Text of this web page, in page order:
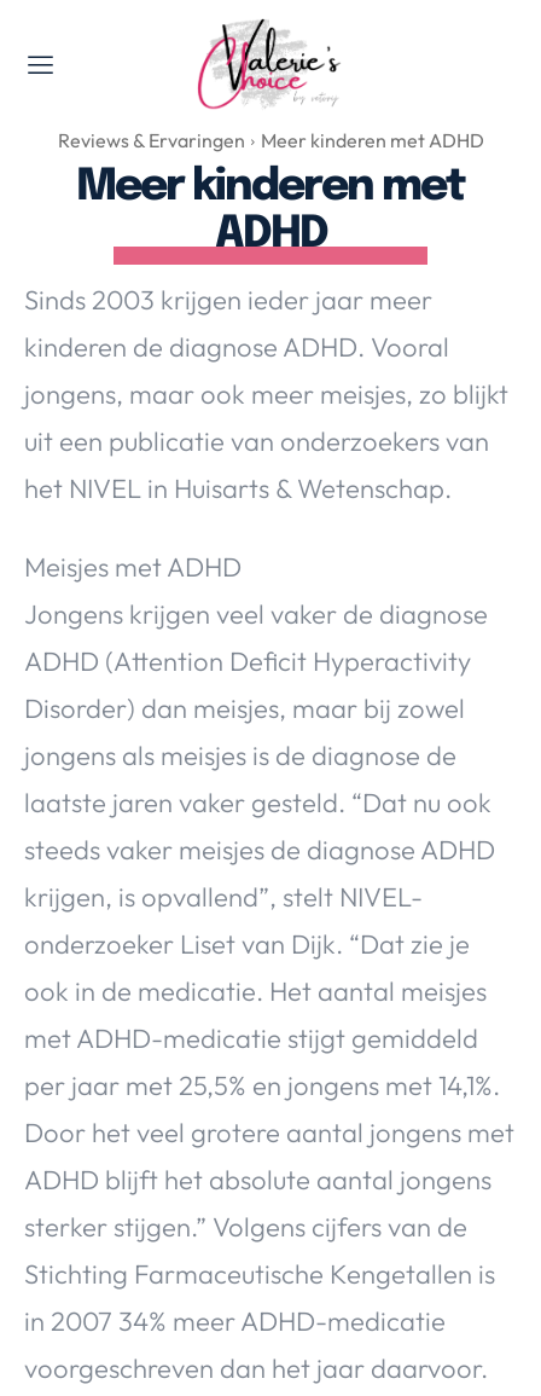
Valerie's Topics
Travel & Culture
Food & Drinks
Happyness & Opmerkelijk
Lifestyle, Sport & Duurzaamheid
Gadgets & Tech
Top 5 van Valerie
Health & Beauty
Nieuws & Media
Over Valerie
Over Valerie
Contact
VALERIE'S CHOICE
Food & Drinks Health & Beauty Gadgets
Travel
Lifestyle
Reviews & Ervaringen Meer kinderen met ADHD
Meer kinderen met
ADHD
Sinds 2003 krijgen ieder jaar meer
kinderen de diagnose ADHD. Vooral
jongens, maar ook meer meisjes, zo blijkt
uit een publicatie van onderzoekers van
het NIVEL in Huisarts & Wetenschap.
Meisjes met ADHD
Jongens krijgen veel vaker de diagnose
ADHD (Attention Deficit Hyperactivity
Disorder) dan meisjes, maar bij zowel
jongens als meisjes is de diagnose de
laatste jaren vaker gesteld. “Dat nu ook
steeds vaker meisjes de diagnose ADHD
krijgen, is opvallend”, stelt NIVEL-
onderzoeker Liset van Dijk. “Dat zie je
ook in de medicatie. Het aantal meisjes
met ADHD-medicatie stijgt gemiddeld
per jaar met 25,5% en jongens met 14,1%.
Door het veel grotere aantal jongens met
ADHD blijft het absolute aantal jongens
sterker stijgen.” Volgens cijfers van de
Stichting Farmaceutische Kengetallen is
in 2007 34% meer ADHD-medicatie
voorgeschreven dan het jaar daarvoor.